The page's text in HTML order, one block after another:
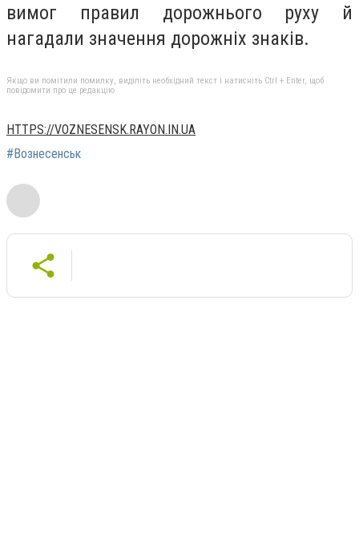
вимог правил дорожнього руху й
нагадали значення дорожніх знаків.
Якщо ви помітили помилку, виділіть необхідний текст і натисніть Ctrl + Enter, щоб
повідомити про це редакцію
HTTPS://VOZNESENSK.RAYON.IN.UA
#Вознесенськ